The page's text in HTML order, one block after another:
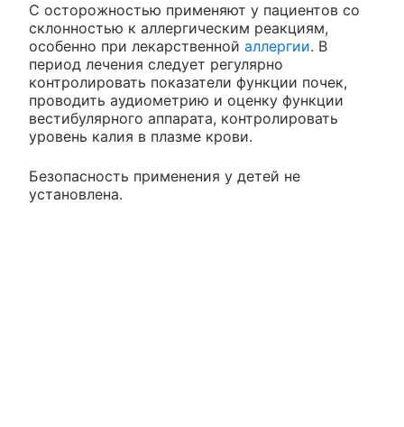
С осторожностью применяют у пациентов со
склонностью к аллергическим реакциям,
особенно при лекарственной аллергии. В
период лечения следует регулярно
контролировать показатели функции почек,
проводить аудиометрию и оценку функции
вестибулярного аппарата, контролировать
уровень калия в плазме крови.
Безопасность применения у детей не
установлена.